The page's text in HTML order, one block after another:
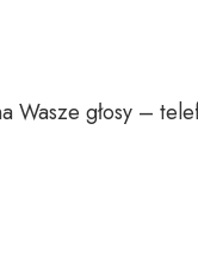
Wasze głosy –